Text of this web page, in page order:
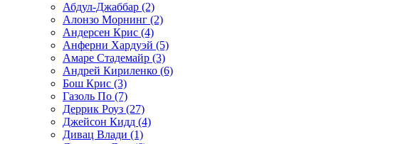
Абдул-Джаббар (2)
Алонзо Морнинг (2)
Андерсен Крис (4)
Анферни Xардуэй (5)
Амаре Стадемайр (3)
Андрей Кириленко (6)
Бош Крис (3)
Газоль По (7)
Деррик Роуз (27)
Джейсон Кидд (4)
Дивац Влади (1)